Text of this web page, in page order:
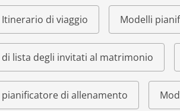
di viaggio Modelli
lista degli invitati al matrimonio
di allenamento